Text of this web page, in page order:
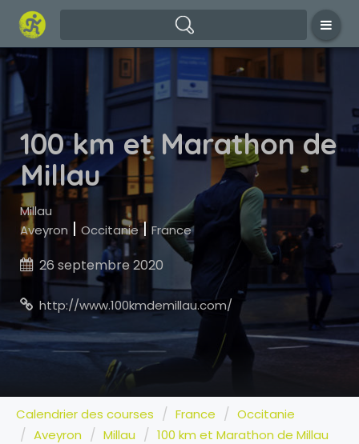
100 km et Marathon de
Millau
Millau
Aveyron | Occitanie| France
26 septembre 2020
http://www.100kmdemillau.com/
Calendrier des courses France
Occitanie
Aveyron
Millau 100 km et Marathon de Millau